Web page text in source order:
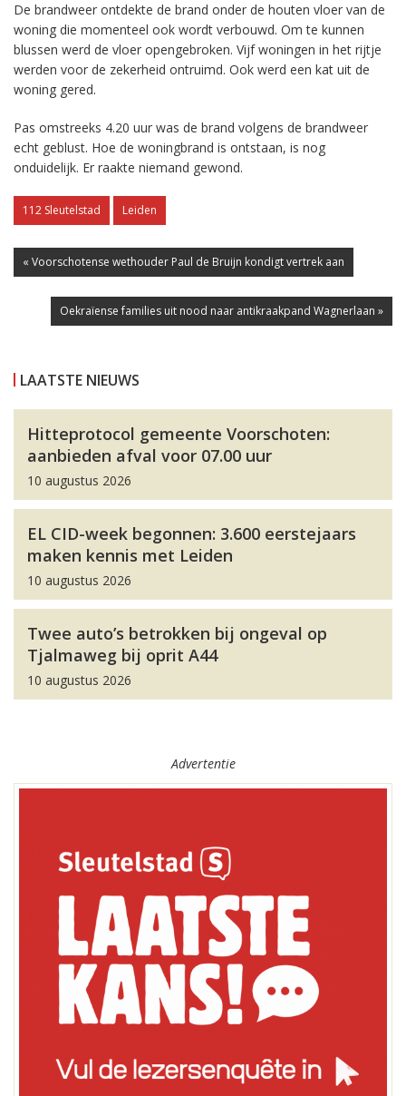
De brandweer ontdekte de brand onder de houten vloer van de
woning die momenteel ook wordt verbouwd. Om te kunnen
blussen werd de vloer opengebroken. Vijf woningen in het rijtje
werden voor de zekerheid ontruimd. Ook werd een kat uit de
woning gered.
Pas omstreeks 4.20 uur was de brand volgens de brandweer
echt geblust. Hoe de woningbrand is ontstaan, is nog
onduidelijk. Er raakte niemand gewond.
112 Sleutelstad Leiden
« Voorschotense wethouder Paul de Bruijn kondigt vertrek aan
Oekraïense families uit nood naar antikraakpand Wagnerlaan »
LAATSTE NIEUWS
Hitteprotocol gemeente Voorschoten:
aanbieden afval voor 07.00 uur
10 augustus 2026
EL CID-week begonnen: 3.600 eerstejaars
maken kennis met Leiden
10 augustus 2026
Twee auto’s betrokken bij ongeval op
Tjalmaweg bij oprit A44
10 augustus 2026
Advertentie